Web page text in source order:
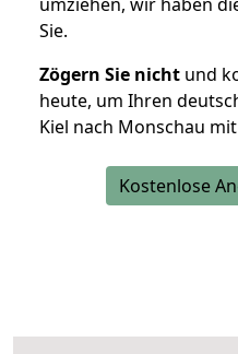
Sie.
Zögern Sie nicht und
heute, um Ihren
Kiel nach Monschau
Kostenlose